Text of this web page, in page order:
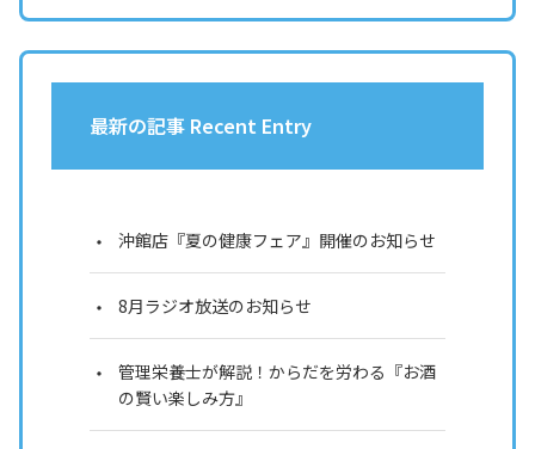
最新の記事 Recent Entry
沖館店『夏の健康フェア』開催のお知らせ
8月ラジオ放送のお知らせ
管理栄養士が解説！からだを労わる『お酒
の賢い楽しみ方』